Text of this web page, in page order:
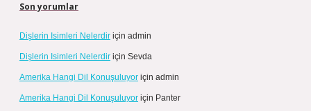
Son yorumlar
Dişlerin Isimleri Nelerdir için admin
Dişlerin Isimleri Nelerdir için Sevda
Amerika Hangi Dil Konuşuluyor için admin
Amerika Hangi Dil Konuşuluyor için Panter